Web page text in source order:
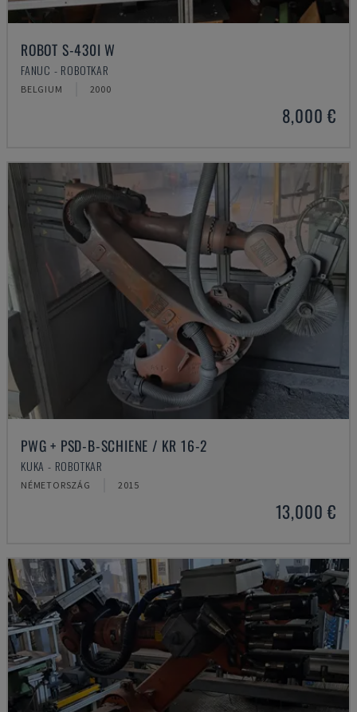
ROBOT S-430I W
FANUC - ROBOTKAR
BELGIUM 2000
8,000 €
PWG + PSD-B-SCHIENE / KR 16-2
KUKA - ROBOTKAR
NÉMETORSZÁG 2015
13,000 €